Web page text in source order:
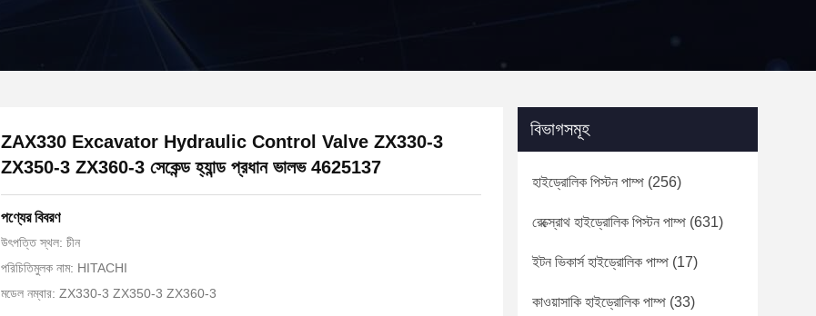
ZAX330 Excavator Hydraulic Control Valve ZX330-3
ZX350-3 ZX360-3 সেকেন্ড হ্যান্ড প্রধান ভালভ 4625137
পণ্যের বিবরণ
উৎপত্তি স্থল: চীন
পরিচিতিমুলক নাম: HITACHI
মডেল নম্বার: ZX330-3 ZX350-3 ZX360-3
বিভাগসমূহ
হাইড্রোলিক পিস্টন পাম্প (256)
রেক্স্রোথ হাইড্রোলিক পিস্টন পাম্প (631)
ইটন ভিকার্স হাইড্রোলিক পাম্প (17)
কাওয়াসাকি হাইড্রোলিক পাম্প (33)